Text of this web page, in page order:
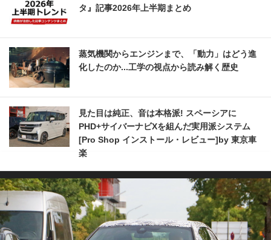
タ』記事2026年上半期まとめ
蒸気機関からエンジンまで、「動力」はどう進
化したのか...工学の視点から読み解く歴史
見た目は純正、音は本格派! スペーシアに
PHD+サイバーナビXを組んだ実用派システム
[Pro Shop インストール・レビュー]by 東京車
楽